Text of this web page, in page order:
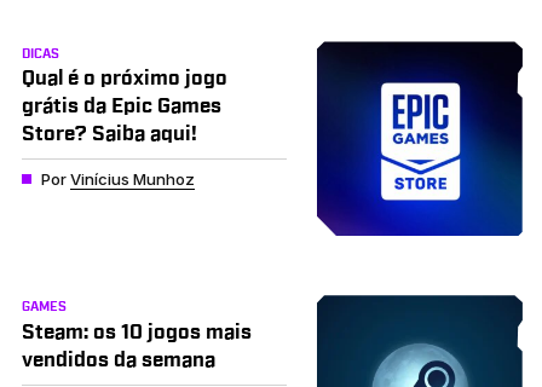
DICAS
Qual é o próximo jogo
grátis da Epic Games
Store? Saiba aqui!
PorVinícius Munhoz
GAMES
Steam: os 10 jogos mais
vendidos da semana